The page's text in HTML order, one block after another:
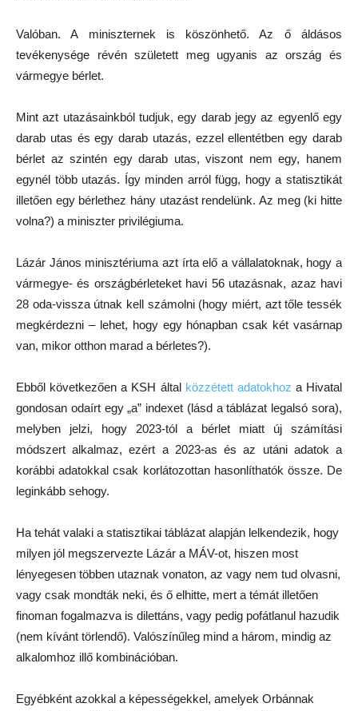
Valóban. A miniszternek is köszönhető. Az ő áldásos
tevékenysége révén született meg ugyanis az ország és
vármegye bérlet.
Mint azt utazásainkból tudjuk, egy darab jegy az egyenlő egy
darab utas és egy darab utazás, ezzel ellentétben egy darab
bérlet az szintén egy darab utas, viszont nem egy, hanem
egynél több utazás. Így minden arról függ, hogy a statisztikát
illetően egy bérlethez hány utazást rendelünk. Az meg (ki hitte
volna?) a miniszter privilégiuma.
Lázár János minisztériuma azt írta elő a vállalatoknak, hogy a
vármegye- és országbérleteket havi 56 utazásnak, azaz havi
28 oda-vissza útnak kell számolni (hogy miért, azt tőle tessék
megkérdezni – lehet, hogy egy hónapban csak két vasárnap
van, mikor otthon marad a bérletes?).
Ebből következően a KSH által közzétett adatokhoz a Hivatal
gondosan odaírt egy „a” indexet (lásd a táblázat legalsó sora),
melyben jelzi, hogy 2023-tól a bérlet miatt új számítási
módszert alkalmaz, ezért a 2023-as és az utáni adatok a
korábbi adatokkal csak korlátozottan hasonlíthatók össze. De
leginkább sehogy.
Ha tehát valaki a statisztikai táblázat alapján lelkendezik, hogy
milyen jól megszervezte Lázár a MÁV-ot, hiszen most
lényegesen többen utaznak vonaton, az vagy nem tud olvasni,
vagy csak mondták neki, és ő elhitte, mert a témát illetően
finoman fogalmazva is dilettáns, vagy pedig pofátlanul hazudik
(nem kívánt törlendő). Valószínűleg mind a három, mindig az
alkalomhoz illő kombinációban.
Egyébként azokkal a képességekkel, amelyek Orbánnak